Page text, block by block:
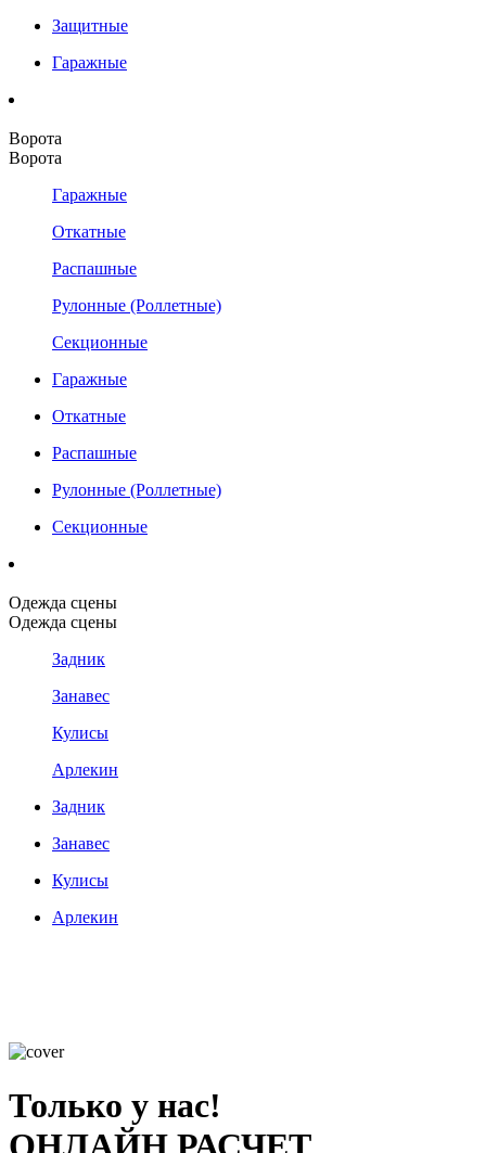
Защитные
Гаражные
Ворота
Ворота
Гаражные
Откатные
Распашные
Рулонные (Роллетные)
Секционные
Гаражные
Откатные
Распашные
Рулонные (Роллетные)
Секционные
Одежда сцены
Одежда сцены
Задник
Занавес
Кулисы
Арлекин
Задник
Занавес
Кулисы
Арлекин
Только у нас!
ОНЛАЙН РАСЧЕТ